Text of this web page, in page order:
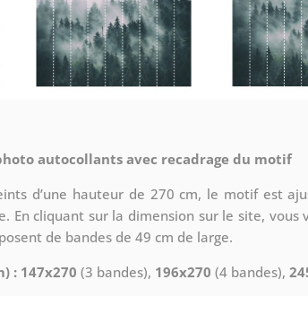
autocollants avec recadrage du motif
d’une hauteur de 270 cm, le motif est
En cliquant sur la dimension sur le site, vous
de bandes de 49 cm de large.
: 147x270 (3 bandes), 196x270 (4 bandes),